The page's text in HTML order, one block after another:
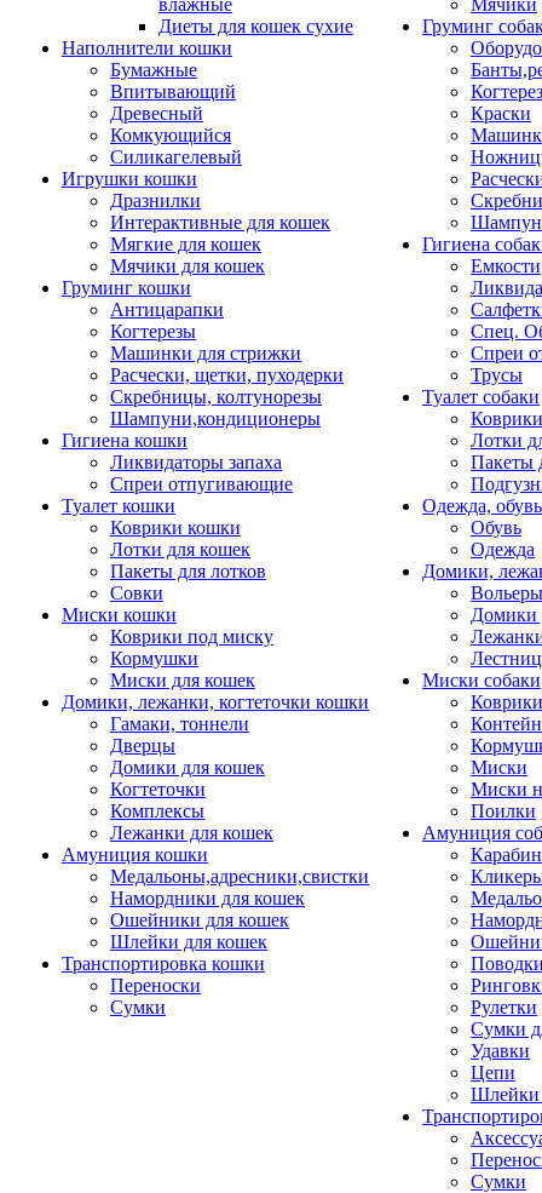
влажные
Диеты для кошек сухие
Наполнители кошки
Бумажные
Впитывающий
Древесный
Комкующийся
Силикагелевый
Игрушки кошки
Дразнилки
Интерактивные для кошек
Мягкие для кошек
Мячики для кошек
Груминг кошки
Антицарапки
Когтерезы
Машинки для стрижки
Расчески, щетки, пуходерки
Скребницы, колтунорезы
Шампуни,кондиционеры
Гигиена кошки
Ликвидаторы запаха
Спреи отпугивающие
Туалет кошки
Коврики кошки
Лотки для кошек
Пакеты для лотков
Совки
Миски кошки
Коврики под миску
Кормушки
Миски для кошек
Домики, лежанки, когтеточки кошки
Гамаки, тоннели
Дверцы
Домики для кошек
Когтеточки
Комплексы
Лежанки для кошек
Амуниция кошки
Медальоны,адресники,свистки
Намордники для кошек
Ошейники для кошек
Шлейки для кошек
Транспортировка кошки
Переноски
Сумки
Мячики
Груминг
Краски
Гигиена
Емкости
Спец.
Спреи
Трусы
Туалет собаки
Коврики
Лотки
Пакеты
Одежда, обувь
Обувь
Одежда
Домики,
Домики
Миски собаки
Миски
Миски
Поилки
Амуниция
Рулетки
Сумки
Удавки
Цепи
Шлейки
Сумки